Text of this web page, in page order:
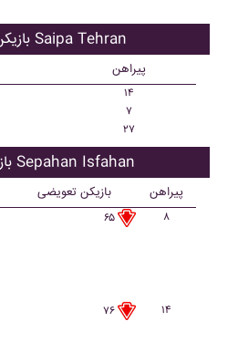
بازیکن تعویضی Saipa Tehran
پیراهن
۱۴
۷
۲۷
بازیکنان اصلی Sepahan Isfahan
بازیکن تعویضی پیراهن
۶۵
۸
۷۶
۱۴